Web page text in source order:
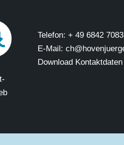
Telefon: + 49 6842
E-Mail:
Download